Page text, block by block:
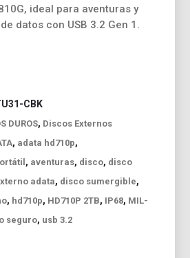
ideal para aventuras y
datos con USB 3.2 Gen 1.
CBK
DUROS, Discos Externos
, adata hd710p,
, aventuras, disco, disco
adata, disco sumergible,
, hd710p, HD710P 2TB, IP68, MIL-
seguro, usb 3.2